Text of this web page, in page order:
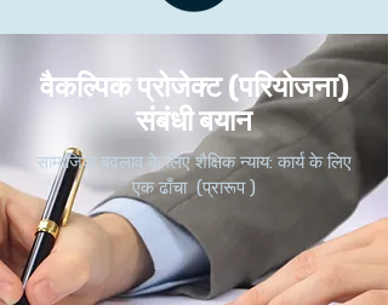
वैकल्पिक प्रोजेक्ट (परियोजना)
संबंधी बयान
सामाजिक बदलाव के लिए शैक्षिक न्याय: कार्य के लिए
एक ढाँचा (प्रारूप )